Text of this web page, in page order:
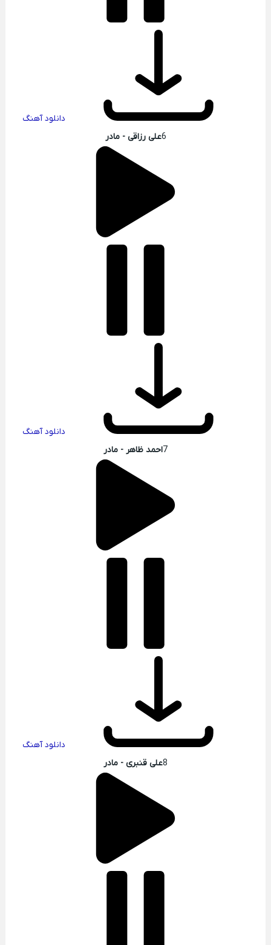
دانلود آهنگ
6علی رزاقی - مادر
دانلود آهنگ
7احمد ظاهر - مادر
دانلود آهنگ
8علی قنبری - مادر